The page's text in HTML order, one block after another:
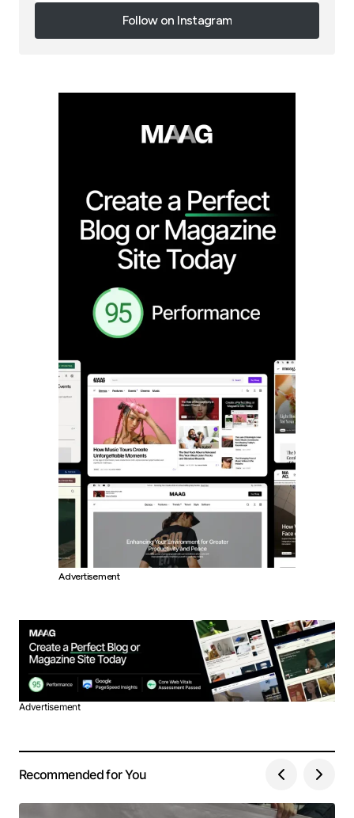
Follow on Instagram
Follow on Instagram
Advertisement
Advertisement
Recommended for You